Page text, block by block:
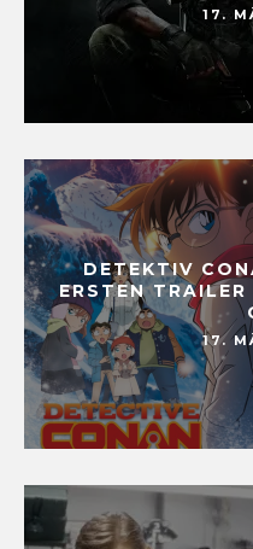
17.
DETEKTIV
ERSTEN
17.